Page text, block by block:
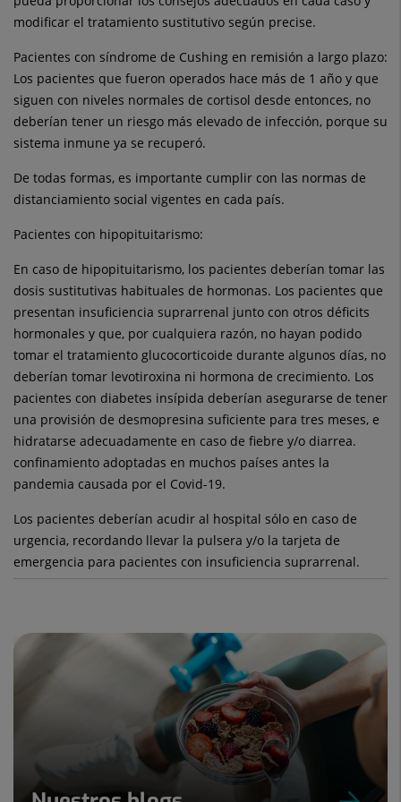
modificar el tratamiento sustitutivo según precise.
Pacientes con síndrome de Cushing en remisión a largo plazo:
Los pacientes que fueron operados hace más de 1 año y que
siguen con niveles normales de cortisol desde entonces, no
deberían tener un riesgo más elevado de infección, porque su
sistema inmune ya se recuperó.
De todas formas, es importante cumplir con las normas de
distanciamiento social vigentes en cada país.
Pacientes con hipopituitarismo:
En caso de hipopituitarismo, los pacientes deberían tomar las
dosis sustitutivas habituales de hormonas. Los pacientes que
presentan insuficiencia suprarrenal junto con otros déficits
hormonales y que, por cualquiera razón, no hayan podido
tomar el tratamiento glucocorticoide durante algunos días, no
deberían tomar levotiroxina ni hormona de crecimiento. Los
pacientes con diabetes insípida deberían asegurarse de tener
una provisión de desmopresina suficiente para tres meses, e
hidratarse adecuadamente en caso de fiebre y/o diarrea.
confinamiento adoptadas en muchos países antes la
pandemia causada por el Covid-19.
Los pacientes deberían acudir al hospital sólo en caso de
urgencia, recordando llevar la pulsera y/o la tarjeta de
emergencia para pacientes con insuficiencia suprarrenal.